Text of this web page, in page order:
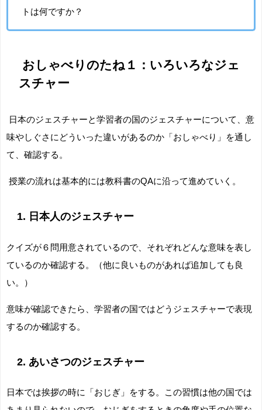
トは何ですか？
おしゃべりのたね１：いろいろなジェ
スチャー
日本のジェスチャーと学習者の国のジェスチャーについて、意
味やしぐさにどういった違いがあるのか「おしゃべり」を通し
て、確認する。
授業の流れは基本的には教科書のQAに沿って進めていく。
1. 日本人のジェスチャー
クイズが６問用意されているので、それぞれどんな意味を表し
ているのか確認する。（他に良いものがあれば追加しても良
い。）
意味が確認できたら、学習者の国ではどうジェスチャーで表現
するのか確認する。
2. あいさつのジェスチャー
日本では挨拶の時に「おじぎ」をする。この習慣は他の国では